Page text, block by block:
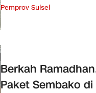
Pemprov Sulsel
Berkah
Paket Sembako